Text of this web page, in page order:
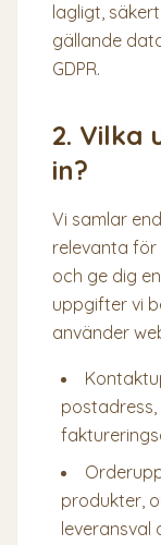
lagligt,
gällande
GDPR.
2. Vilka
in?
Vi samlar
relevanta
och ge dig
uppgifter vi
använder
postadress,
produkter,
leveransval